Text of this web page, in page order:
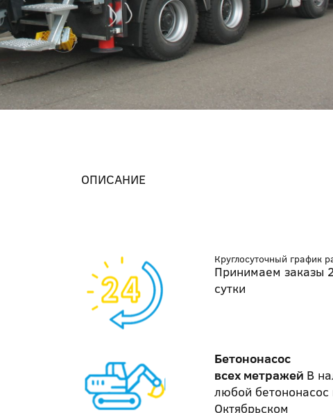
ОПИСАНИЕ
Круглосуточный график
Принимаем заказы
сутки
Бетононасос
всех метражей В
любой бетононасос
Октябрьском